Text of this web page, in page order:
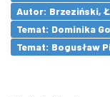
Autor: Brzeziński,
Temat: Dominika
Temat: Bogusław